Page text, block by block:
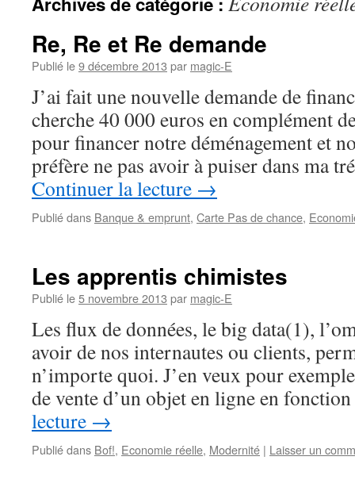
Re, Re et Re demande
Publié le9 décembre 2013 par magic-E
J’ai fait une nouvelle demande de
cherche 40 000 euros en complément
pour financer notre déménagement et
préfère ne pas avoir à puiser dans ma
Continuer la lecture →
Publié dans Banque & emprunt, Carte Pas de chance,
Les apprentis chimistes
Publié le5 novembre 2013 par magic-E
Les flux de données, le big data(1),
avoir de nos internautes ou clients,
n’importe quoi. J’en veux pour
de vente d’un objet en ligne en
lecture →
Publié dans Bof!, Economie réelle, Modernité | Laisser un